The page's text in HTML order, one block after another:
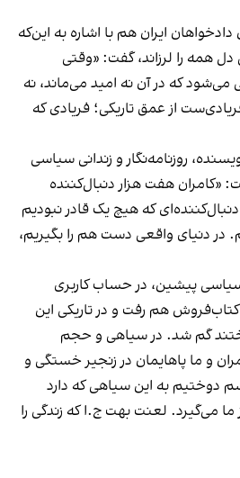
ایران هم با اشاره به این‌که
همه را لرزاند، گفت: «وقتی
که در آن نه امید می‌ماند، نه
از عمق تاریکی؛ فریادی که
روزنامه‌نگار و زندانی سیاسی
هفت هزار دنبال‌کننده
که هیچ یک قادر نبودیم
در دنیای واقعی دست هم را بگیریم،
سیاسی پیشین، در حساب کاربری
هم رفت و در تاریکی این
گم شد. در سیاهی و حجم
و ما پاهایمان در زنجیر خستگی و
دوختیم به این سیاهی که دارد
ما می‌گیرد. لعنت بهت ج.ا که زندگی را